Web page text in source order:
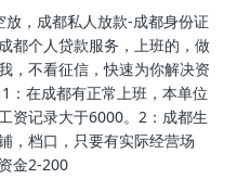
，成都私人放款-成都身份证
都个人贷款服务，上班的，做
，不看征信，快速为你解决资
：在成都有正常上班，本单位
资记录大于6000。2：成都生
，档口，只要有实际经营场
金2-200